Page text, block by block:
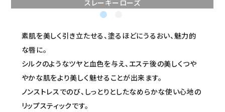
特定商取引法について
お問い合わせ
スレーキーローズ
素肌を美しく引き立たせる、塗るほどにうるおい、魅力的
な唇に。
シルクのようなツヤと血色を与え、エステ後の美しくつや
やかな肌をより美しく魅せることが出来ます。
ノンストレスでのび、しっとりとしたなめらかな使い心地の
リップスティックです。